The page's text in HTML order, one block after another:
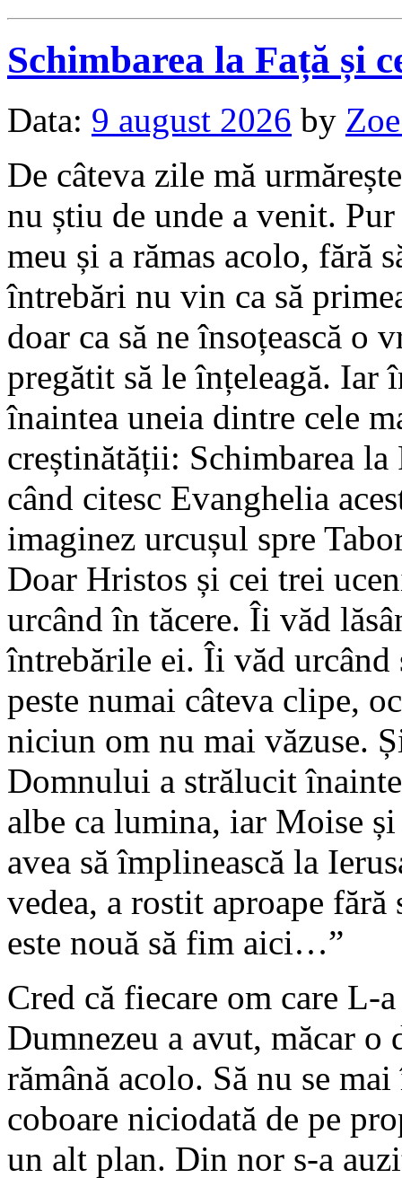
Schimbarea la Față și
Data: 9 august 2026 by
De câteva zile mă
nu știu de unde a venit.
meu și a rămas acolo, fără
întrebări nu vin ca să
doar ca să ne însoțească o
pregătit să le înțeleagă. Iar
înaintea uneia dintre cele
creștinătății: Schimbarea
când citesc Evanghelia
imaginez urcușul spre
Doar Hristos și cei trei
urcând în tăcere. Îi văd
întrebările ei. Îi văd urcând
peste numai câteva clipe,
niciun om nu mai văzuse.
Domnului a strălucit
albe ca lumina, iar Moise
avea să împlinească la
vedea, a rostit aproape fără
este nouă să fim aici…”
Cred că fiecare om care L-
Dumnezeu a avut, măcar o
rămână acolo. Să nu se
coboare niciodată de pe
un alt plan. Din nor s-a